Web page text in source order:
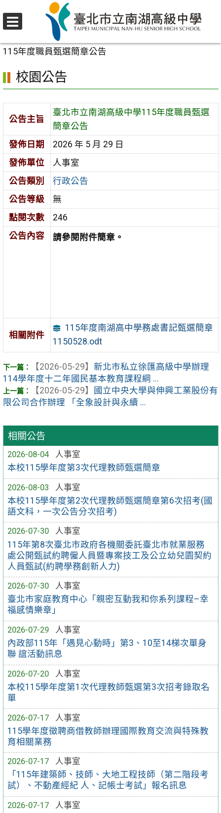
至
要
區
校園公告
115年度職員甄選簡章公告
相關公告
2026-08-04
人事室
本校115學年度第3次代理教師甄選簡章
2026-08-03
人事室
本校115學年度第2次代理教師甄選簡章第6次招考(國
語文科，一次公告分次招考)
2026-07-30
人事室
115年第8次臺北市政府各機關委託臺北市就業服務
處公開甄試約聘僱人員暨專案技工及公立幼兒園契約
人員甄試(約聘學務創新人力)
2026-07-30
人事室
臺北市家庭教育中心「親密互動我和你系列課程–幸
福感情樂章」
2026-07-29
人事室
內政部115年「遇見心動時」第3、10至14梯次單身
聯 誼活動訊息
2026-07-20
人事室
本校115學年度第1次代理教師甄選第3次招考錄取名
單
2026-07-17
人事室
115學年度徵聘商借教師辦理國際教育交流與特殊教
育相關業務
2026-07-17
人事室
「115年建築師、技師、大地工程技師（第二階段考
試）、不動產經紀 人、記帳士考試」報名訊息
2026-07-17
人事室
校園公告
公告主旨
臺北市立南湖高級中學115年度職員甄選
簡章公告
發佈日期
2026 年 5 月 29 日
發佈單位
人事室
公告類別
行政公告
公告等級
無
點閱次數
246
公告內容
請參閱附件簡章。
相關附件
115年度南湖高中學務處書記甄選簡章
1150528.odt
【2026-05-29】 新北市私立徐匯高級中學辦理
114學年度十二年國民基本教育課程綱 ...
【2026-05-29】
國立中央大學與伸興工業股份有
限公司合作辦理 「全象設計與永續 ...
選
單